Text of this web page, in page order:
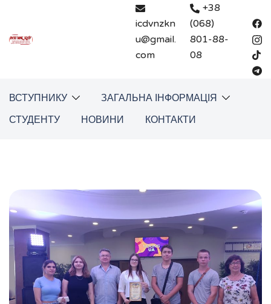
вмісту
icdvnzkn
u@gmail.
com
+38
(068)
801-88-
08
ВСТУПНИКУ
ЗАГАЛЬНА ІНФОРМАЦІЯ
СТУДЕНТУ
НОВИНИ КОНТАКТИ